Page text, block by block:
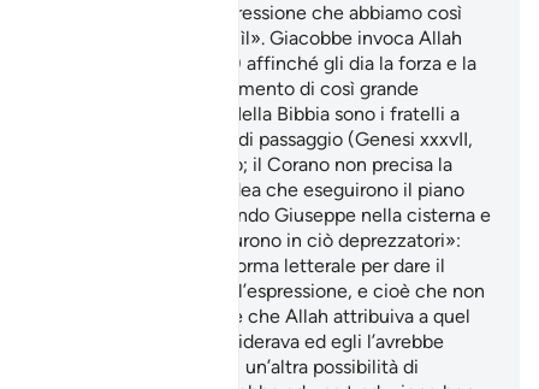
«Bella pazienza»: l’espressione che abbiamo così
tradotto è «Sabrun jamìl». Giacobbe invoca Allah
(gloria a Lui l’Altissimo) affinché gli dia la forza e la
compostezza in un momento di così grande
Nella Bibbia sono i fratelli a
venderlo alla carovana di passaggio (Genesi xxxvII,
per venti sicli d’argento; il Corano non precisa la
circostanza, anzi dà l’idea che eseguirono il piano
stabilito nel vers. gettando Giuseppe nella cisterna e
«e furono in ciò deprezzatori»:
abbiamo rispettato la forma letterale per dare il
senso più profondo dell’espressione, e cioè che non
avevano idea del valore che Allah attribuiva a quel
«ella lo desiderava ed egli l’avrebbe
respinta con violenza»: un’altra possibilità di